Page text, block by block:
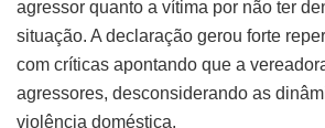
agressor quanto a vítima por não ter
situação. A declaração gerou forte
com críticas apontando que a
agressores, desconsiderando as
violência doméstica.